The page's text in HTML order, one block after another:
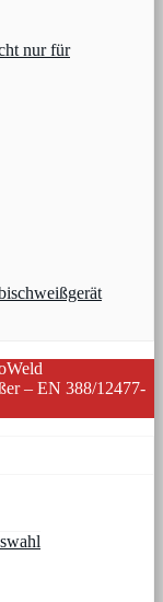
nur für
– EN 388/12477-